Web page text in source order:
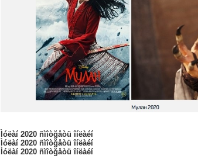
Ìóëàí 2020 ñìîòğåòü îíëàéí
Ìóëàí 2020 ñìîòğåòü îíëàéí
Ìóëàí 2020 ñìîòğåòü îíëàéí